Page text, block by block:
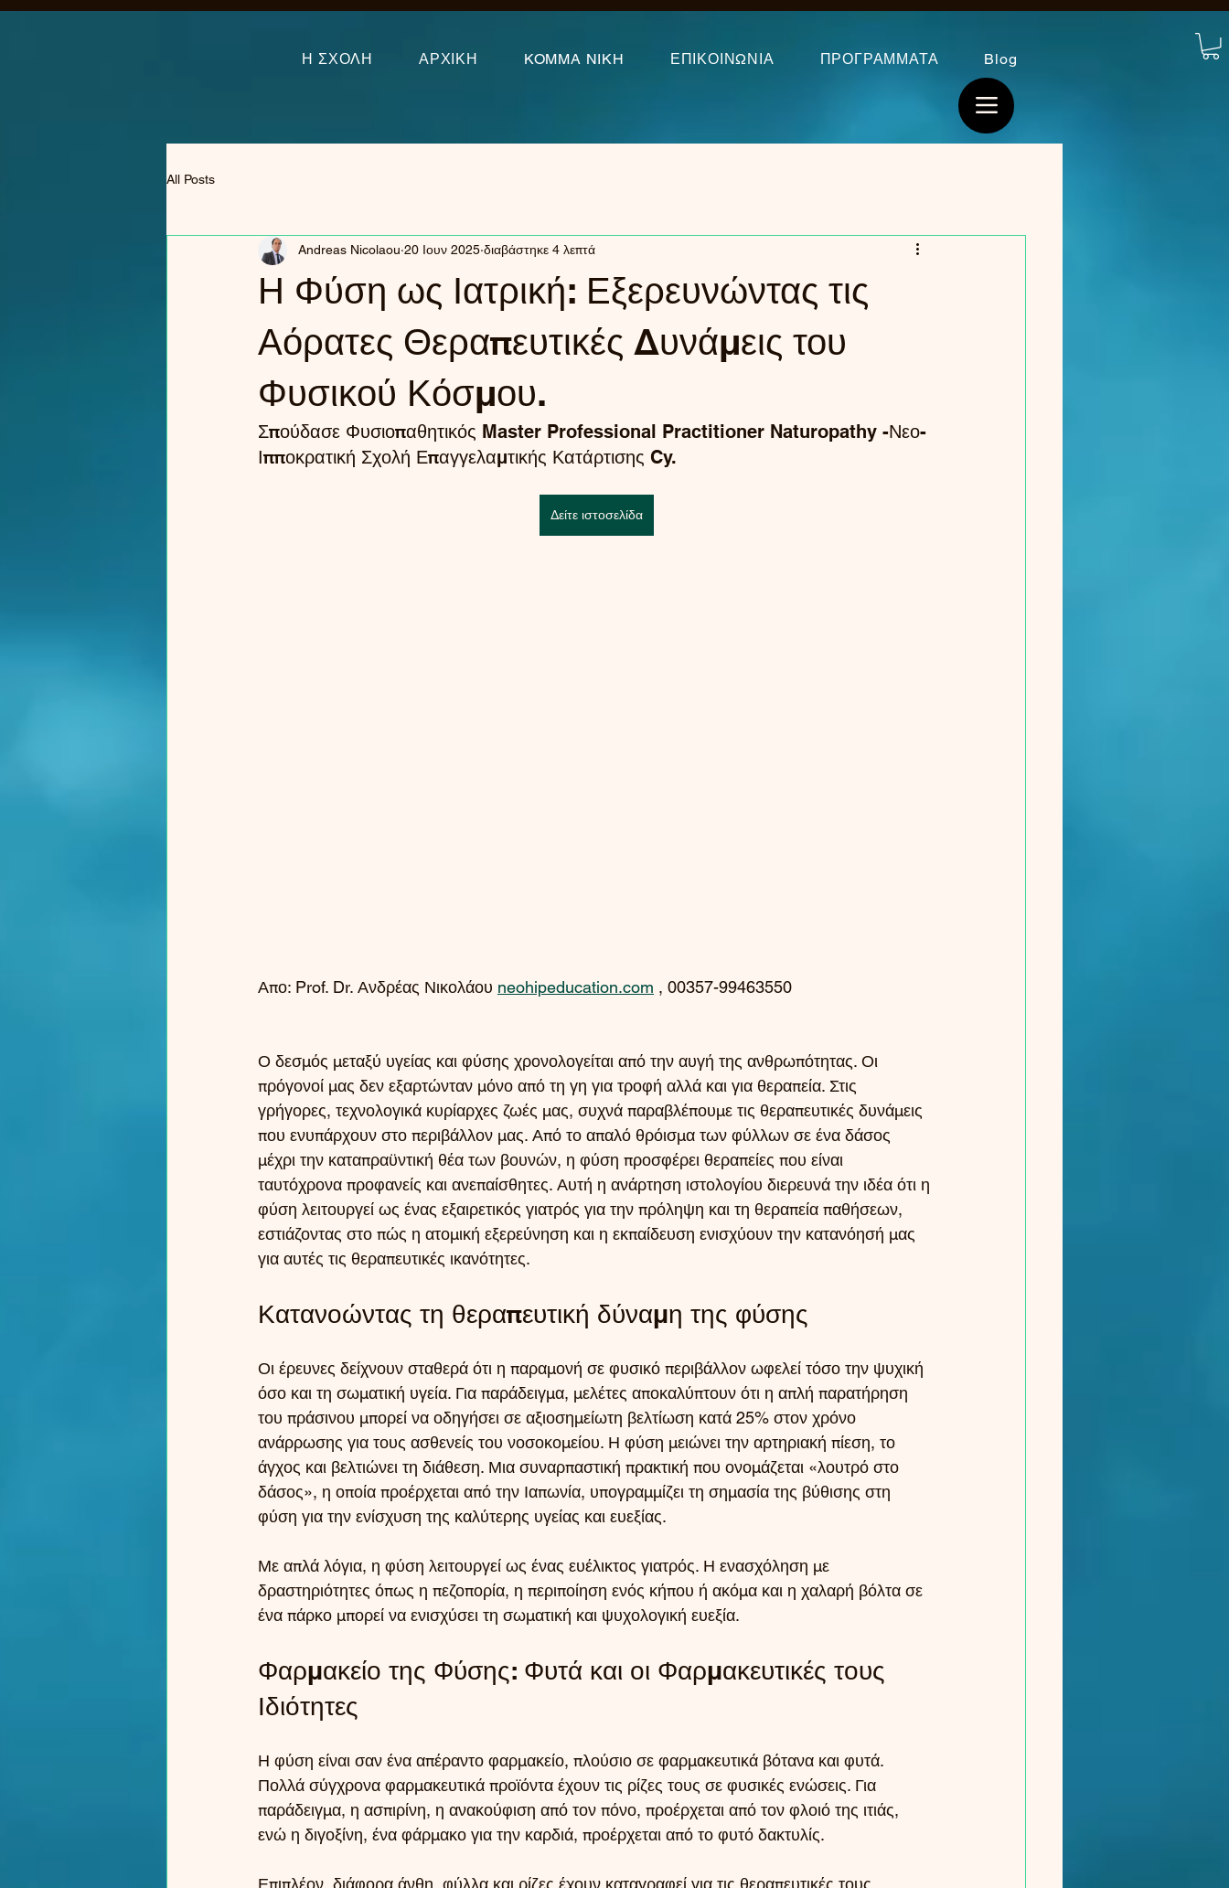
Η ΣΧΟΛΗ ΑΡΧΙΚΗ KOMMA NIKH ΕΠΙΚΟΙΝΩΝΙΑ ΠΡΟΓΡΑΜΜΑΤΑ Blog
All Posts
Η Φύση ως Ιατρική: Εξερευνώντας τις
Αόρατες Θεραπευτικές Δυνάμεις του
Φυσικού Κόσμου.
Andreas Nicolaou 20 Ιουν 2025 διαβάστηκε 4 λεπτά
Σπούδασε Φυσιοπαθητικός Master Professional Practitioner Naturopathy -Νεο-
Ιπποκρατική Σχολή Επαγγελαμτικής Κατάρτισης Cy.
Δείτε ιστοσελίδα
Απο: Prof. Dr. Ανδρέας Νικολάου neohipeducation.com , 00357-99463550
Ο δεσμός μεταξύ υγείας και φύσης χρονολογείται από την αυγή της ανθρωπότητας. Οι
πρόγονοί μας δεν εξαρτώνταν μόνο από τη γη για τροφή αλλά και για θεραπεία. Στις
γρήγορες, τεχνολογικά κυρίαρχες ζωές μας, συχνά παραβλέπουμε τις θεραπευτικές δυνάμεις
που ενυπάρχουν στο περιβάλλον μας. Από το απαλό θρόισμα των φύλλων σε ένα δάσος
μέχρι την καταπραϋντική θέα των βουνών, η φύση προσφέρει θεραπείες που είναι
ταυτόχρονα προφανείς και ανεπαίσθητες. Αυτή η ανάρτηση ιστολογίου διερευνά την ιδέα ότι η
φύση λειτουργεί ως ένας εξαιρετικός γιατρός για την πρόληψη και τη θεραπεία παθήσεων,
εστιάζοντας στο πώς η ατομική εξερεύνηση και η εκπαίδευση ενισχύουν την κατανόησή μας
για αυτές τις θεραπευτικές ικανότητες.
Κατανοώντας τη θεραπευτική δύναμη της φύσης
Οι έρευνες δείχνουν σταθερά ότι η παραμονή σε φυσικό περιβάλλον ωφελεί τόσο την ψυχική
όσο και τη σωματική υγεία. Για παράδειγμα, μελέτες αποκαλύπτουν ότι η απλή παρατήρηση
του πράσινου μπορεί να οδηγήσει σε αξιοσημείωτη βελτίωση κατά 25% στον χρόνο
ανάρρωσης για τους ασθενείς του νοσοκομείου. Η φύση μειώνει την αρτηριακή πίεση, το
άγχος και βελτιώνει τη διάθεση. Μια συναρπαστική πρακτική που ονομάζεται «λουτρό στο
δάσος», η οποία προέρχεται από την Ιαπωνία, υπογραμμίζει τη σημασία της βύθισης στη
φύση για την ενίσχυση της καλύτερης υγείας και ευεξίας.
Με απλά λόγια, η φύση λειτουργεί ως ένας ευέλικτος γιατρός. Η ενασχόληση με
δραστηριότητες όπως η πεζοπορία, η περιποίηση ενός κήπου ή ακόμα και η χαλαρή βόλτα σε
ένα πάρκο μπορεί να ενισχύσει τη σωματική και ψυχολογική ευεξία.
Φαρμακείο της Φύσης: Φυτά και οι Φαρμακευτικές τους
Ιδιότητες
Η φύση είναι σαν ένα απέραντο φαρμακείο, πλούσιο σε φαρμακευτικά βότανα και φυτά.
Πολλά σύγχρονα φαρμακευτικά προϊόντα έχουν τις ρίζες τους σε φυσικές ενώσεις. Για
παράδειγμα, η ασπιρίνη, η ανακούφιση από τον πόνο, προέρχεται από τον φλοιό της ιτιάς,
ενώ η διγοξίνη, ένα φάρμακο για την καρδιά, προέρχεται από το φυτό δακτυλίς.
Επιπλέον, διάφορα άνθη, φύλλα και ρίζες έχουν καταγραφεί για τις θεραπευτικές τους